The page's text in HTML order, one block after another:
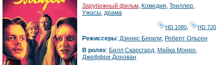
Зарубежный фильм, Комедия, Триллер,
Ужасы, драма
HD 1080 HD 720
Режиссеры: Дэннис Беркли, Роберт Ольсен
В ролях: Билл Скарсгард, Майка Монро,
Джеффри Донован